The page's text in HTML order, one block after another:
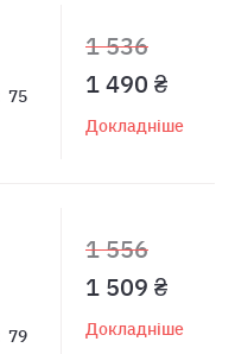
75
1 536
1 490 ₴
Докладніше
79
1 556
1 509 ₴
Докладніше